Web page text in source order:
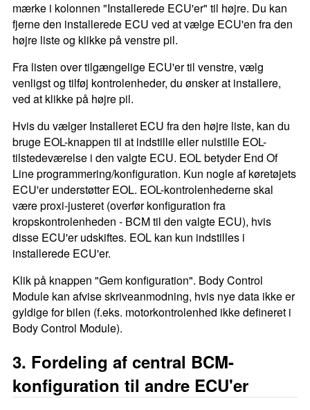
mærke i kolonnen "Installerede ECU'er" til højre. Du kan
fjerne den installerede ECU ved at vælge ECU'en fra den
højre liste og klikke på venstre pil.
Fra listen over tilgængelige ECU'er til venstre, vælg
venligst og tilføj kontrolenheder, du ønsker at installere,
ved at klikke på højre pil.
Hvis du vælger Installeret ECU fra den højre liste, kan du
bruge EOL-knappen til at indstille eller nulstille EOL-
tilstedeværelse i den valgte ECU. EOL betyder End Of
Line programmering/konfiguration. Kun nogle af køretøjets
ECU'er understøtter EOL. EOL-kontrolenhederne skal
være proxi-justeret (overfør konfiguration fra
kropskontrolenheden - BCM til den valgte ECU), hvis
disse ECU'er udskiftes. EOL kan kun indstilles i
installerede ECU'er.
Klik på knappen "Gem konfiguration". Body Control
Module kan afvise skriveanmodning, hvis nye data ikke er
gyldige for bilen (f.eks. motorkontrolenhed ikke defineret i
Body Control Module).
3. Fordeling af central BCM-
konfiguration til andre ECU'er